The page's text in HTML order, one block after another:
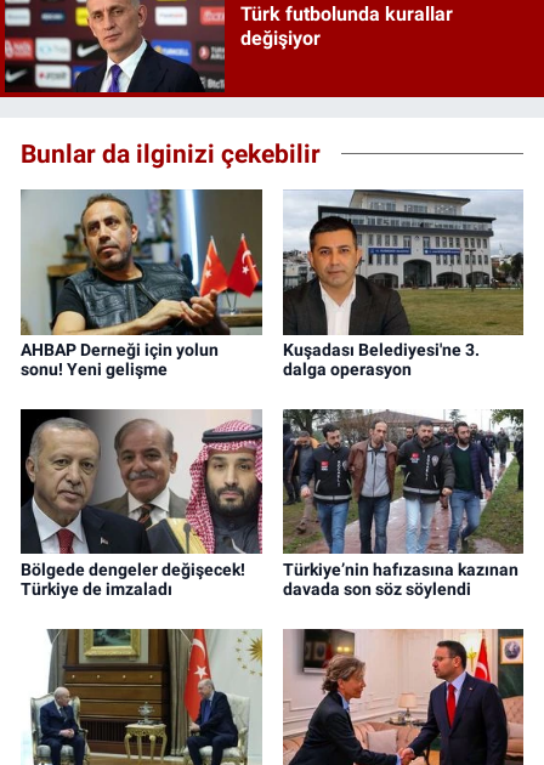
Türk futbolunda kurallar
değişiyor
Bunlar da ilginizi çekebilir
AHBAP Derneği için yolun
sonu! Yeni gelişme
Kuşadası Belediyesi'ne 3.
dalga operasyon
Bölgede dengeler değişecek!
Türkiye de imzaladı
Türkiye’nin hafızasına kazınan
davada son söz söylendi